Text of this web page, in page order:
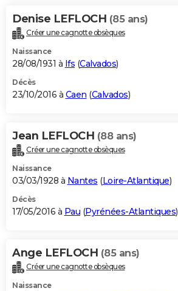
Denise LEFLOCH (85 ans)
Créer une cagnotte obsèques
Naissance
28/08/1931 à Ifs (Calvados)
Décès
23/10/2016 à Caen (Calvados)
Jean LEFLOCH (88 ans)
Créer une cagnotte obsèques
Naissance
03/03/1928 à Nantes (Loire-Atlantique)
Décès
17/05/2016 à Pau (Pyrénées-Atlantiques)
Ange LEFLOCH (85 ans)
Créer une cagnotte obsèques
Naissance